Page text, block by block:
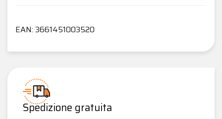
EAN: 3661451003520
Spedizione gratuita